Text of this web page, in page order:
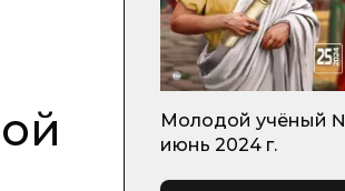
Молодой учёный
июнь 2024 г.